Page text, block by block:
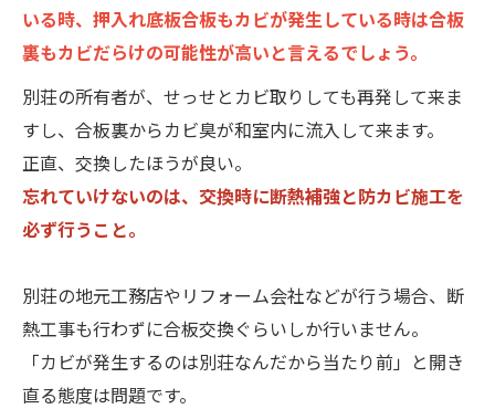
いる時、押入れ底板合板もカビが発生している時は合板
裏もカビだらけの可能性が高いと言えるでしょう。
別荘の所有者が、せっせとカビ取りしても再発して来ま
すし、合板裏からカビ臭が和室内に流入して来ます。
正直、交換したほうが良い。
忘れていけないのは、交換時に断熱補強と防カビ施工を
必ず行うこと。
別荘の地元工務店やリフォーム会社などが行う場合、断
熱工事も行わずに合板交換ぐらいしか行いません。
「カビが発生するのは別荘なんだから当たり前」と開き
直る態度は問題です。